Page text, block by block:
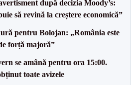
după decizia Moody’s:
să revină la creștere economică”
pentru Bolojan: „România este
forță majoră”
se amână pentru ora 15:00.
toate avizele